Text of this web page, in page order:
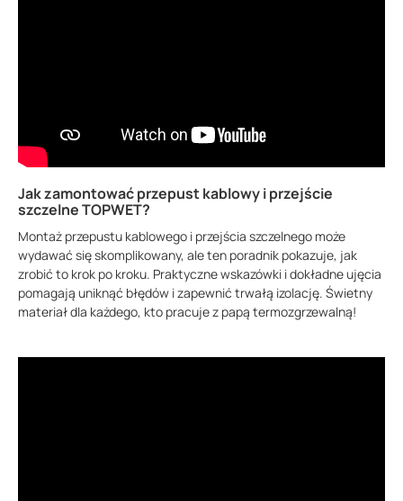
Jak zamontować przepust kablowy i przejście
szczelne TOPWET?
Montaż przepustu kablowego i przejścia szczelnego może
wydawać się skomplikowany, ale ten poradnik pokazuje, jak
zrobić to krok po kroku. Praktyczne wskazówki i dokładne ujęcia
pomagają uniknąć błędów i zapewnić trwałą izolację. Świetny
materiał dla każdego, kto pracuje z papą termozgrzewalną!